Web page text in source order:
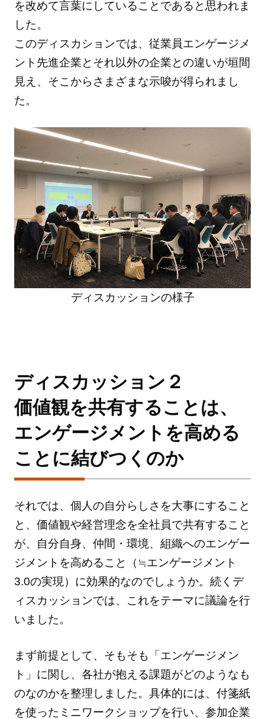
を改めて言葉にしていることであると思われま
した。
このディスカションでは、従業員エンゲージメ
ント先進企業とそれ以外の企業との違いが垣間
見え、そこからさまざまな示唆が得られまし
た。
ディスカッションの様子
ディスカッション２
価値観を共有することは、
エンゲージメントを高める
ことに結びつくのか
それでは、個人の自分らしさを大事にすること
と、価値観や経営理念を全社員で共有すること
が、自分自身、仲間・環境、組織へのエンゲー
ジメントを高めること（≒エンゲージメント
3.0の実現）に効果的なのでしょうか。続くデ
ィスカッションでは、これをテーマに議論を行
いました。
まず前提として、そもそも「エンゲージメン
ト」に関し、各社が抱える課題がどのようなも
のなのかを整理しました。具体的には、付箋紙
を使ったミニワークショップを行い、参加企業